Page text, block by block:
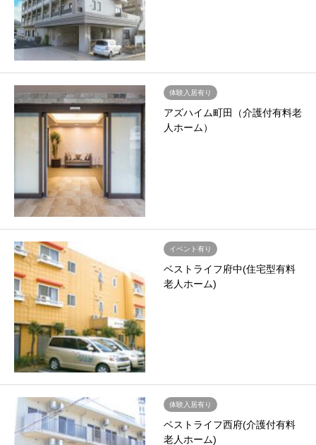
体験入居有り
アズハイム町田（介護付有料老
人ホーム）
イベント有り
ベストライフ府中(住宅型有料
老人ホーム)
体験入居有り
ベストライフ西府(介護付有料
老人ホーム)